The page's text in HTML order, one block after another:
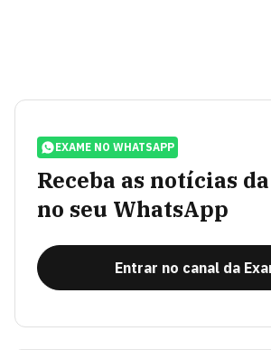
EXAME NO WHATSAPP
Receba as notícias
no seu WhatsApp
Entrar no canal da